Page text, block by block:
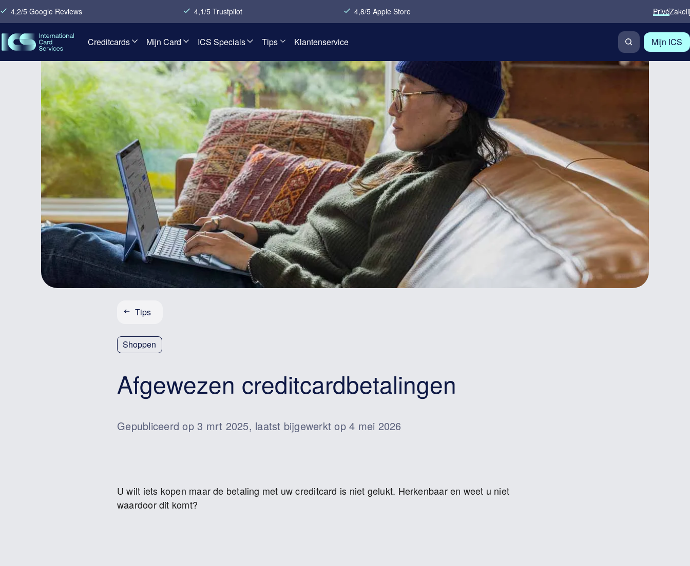
4,2/5 Google Reviews 4,1/5 Trustpilot 4,8/5 Apple Store Privé
Creditcards Mijn Card ICS Specials Tips Klantenservice Mijn ICS
Tips
Shoppen
Afgewezen creditcardbetalingen
Gepubliceerd op 3 mrt 2025, laatst bijgewerkt op 4 mei 2026
U wilt iets kopen maar de betaling met uw creditcard is niet gelukt. Herkenbaar en weet u niet
waardoor dit komt?